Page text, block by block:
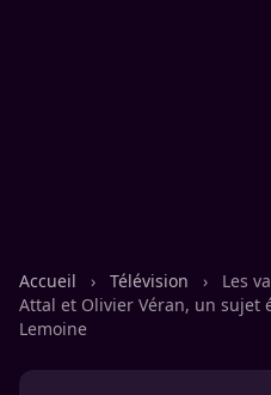
Accueil › Télévision ›
Les
Attal et Olivier Véran, un sujet
Lemoine